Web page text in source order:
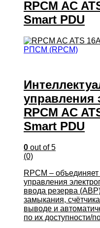
RPCM AC
Smart PDU
РПСМ (RPCM)
управления
RPCM AC
Smart PDU
0 out of 5
(0)
RPCM –
управления
ввода резерва
замыкания,
выводе и
по их доступности/